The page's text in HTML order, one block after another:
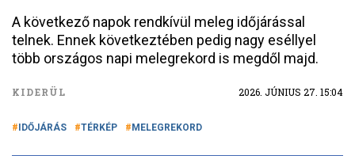
A következő napok rendkívül meleg időjárással
telnek. Ennek következtében pedig nagy eséllyel
több országos napi melegrekord is megdől majd.
KIDERÜL 2026. JÚNIUS 27. 15:04
IDŐJÁRÁS TÉRKÉP MELEGREKORD